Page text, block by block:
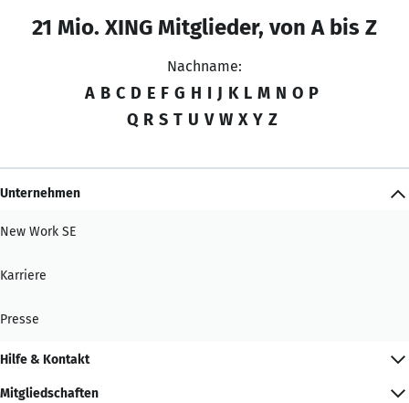
21 Mio. XING Mitglieder, von A bis Z
Nachname:
A B C D E F G H I J K L M N O P
Q R S T U V W X Y Z
Unternehmen
New Work SE
Karriere
Presse
Hilfe & Kontakt
Mitgliedschaften